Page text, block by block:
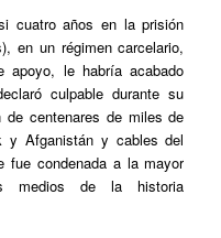
cuatro años en la prisión
en un régimen carcelario,
apoyo, le habría acabado
culpable durante su
centenares de miles de
y Afganistán y cables del
fue condenada a la mayor
medios de la historia